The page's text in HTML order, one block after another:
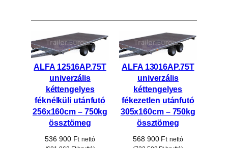
ALFA 12516AP.75T
univerzális
kéttengelyes
féknélküli utánfutó
256x160cm – 750kg
össztömeg
536 900 Ft nettó
ALFA 13016AP.75T
univerzális
kéttengelyes
fékezetlen utánfutó
305x160cm – 750kg
össztömeg
568 900 Ft nettó